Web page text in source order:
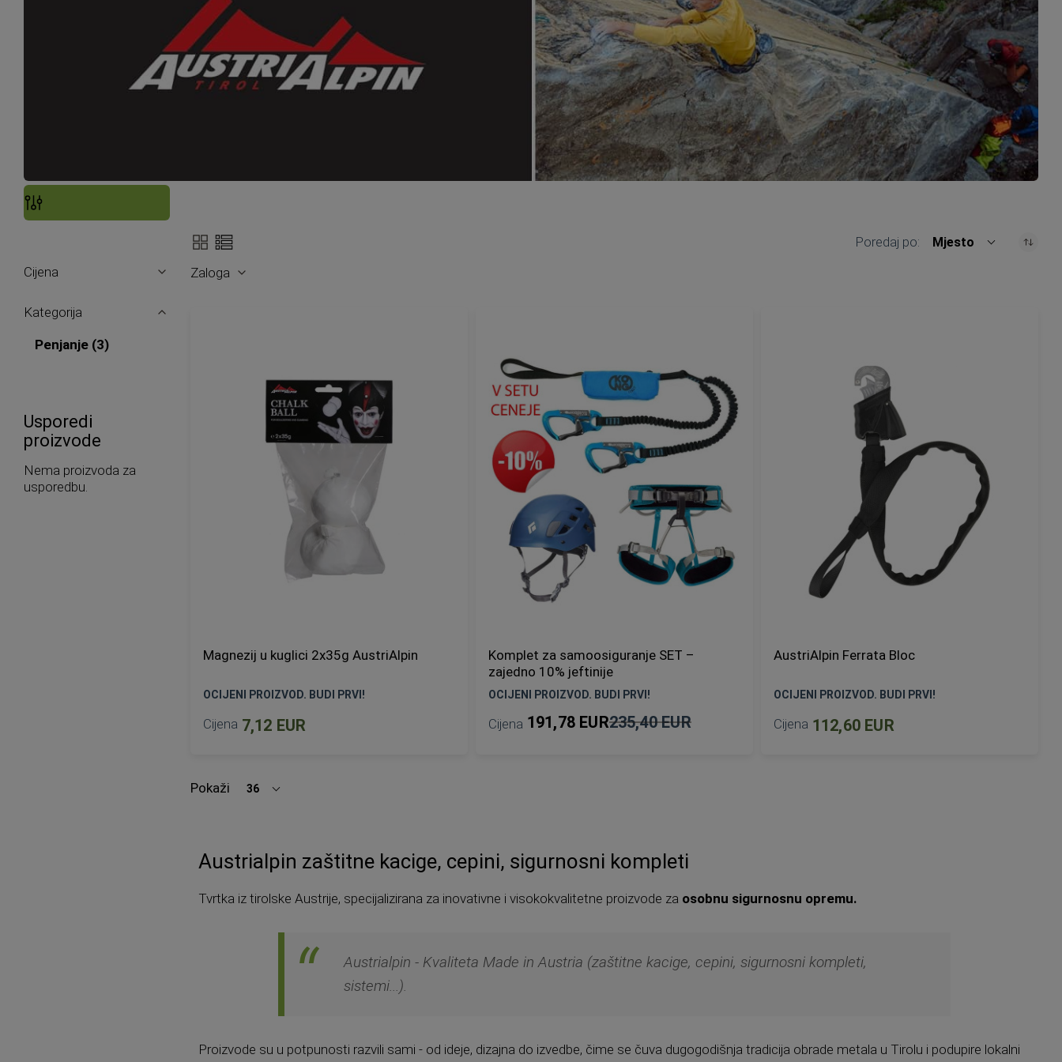
Zaloga
Prikaži
kao
Poredaj po Mjesto
Magnezij u kuglici 2x35g AustriAlpin
OCIJENI PROIZVOD. BUDI PRVI!
Cijena 7,12 EUR
Komplet za samoosiguranje SET –
zajedno 10% jeftinije
OCIJENI PROIZVOD. BUDI PRVI!
Cijena 191,78 EUR235,40 EUR
AustriAlpin Ferrata Bloc
OCIJENI PROIZVOD. BUDI PRVI!
Cijena 112,60 EUR
Pokaži 36
po
Austrialpin zaštitne kacige, cepini, sigurnosni kompleti
Tvrtka iz tirolske Austrije, specijalizirana za inovativne i visokokvalitetne proizvode za osobnu sigurnosnu opremu.
Austrialpin - Kvaliteta Made in Austria (zaštitne kacige, cepini, sigurnosni kompleti,
sistemi...).
Proizvode su u potpunosti razvili sami - od ideje, dizajna do izvedbe, čime se čuva dugogodišnja tradicija obrade metala u Tirolu i podupire lokalni
Cijena
Kategorija
Penjanje 3
proizvodi
Usporedi
proizvode
Nema proizvoda za
usporedbu.